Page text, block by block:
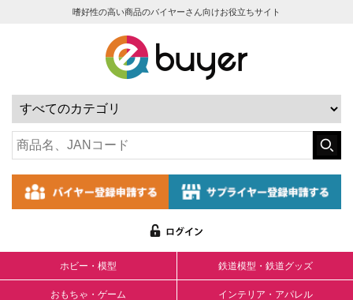
嗜好性の高い商品のバイヤーさん向けお役立ちサイト
ホビー・模型 鉄道模型・鉄道グッズ
おもちゃ・ゲーム インテリア・アパレル